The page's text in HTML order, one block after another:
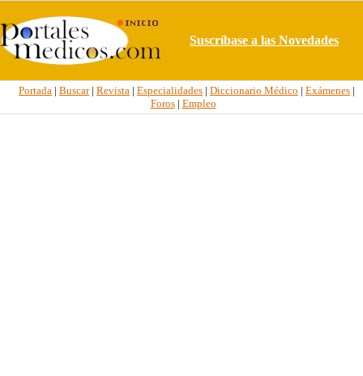
Suscríbase a las Novedades
Portada | Buscar| Revista | Especialidades | Diccionario Médico | Exámenes |
Foros| Empleo